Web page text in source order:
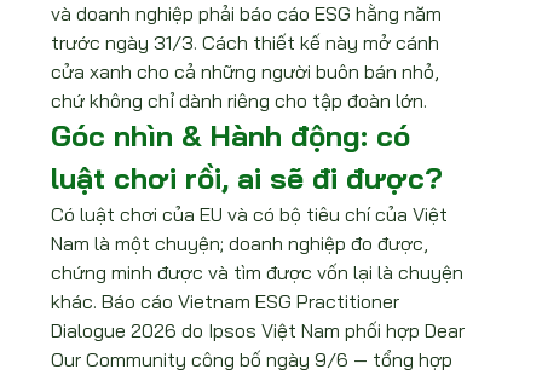
và doanh nghiệp phải báo cáo ESG hằng năm
trước ngày 31/3. Cách thiết kế này mở cánh
cửa xanh cho cả những người buôn bán nhỏ,
chứ không chỉ dành riêng cho tập đoàn lớn.
Góc nhìn & Hành động: có
luật chơi rồi, ai sẽ đi được?
Có luật chơi của EU và có bộ tiêu chí của Việt
Nam là một chuyện; doanh nghiệp đo được,
chứng minh được và tìm được vốn lại là chuyện
khác. Báo cáo Vietnam ESG Practitioner
Dialogue 2026 do Ipsos Việt Nam phối hợp Dear
Our Community công bố ngày 9/6 — tổng hợp